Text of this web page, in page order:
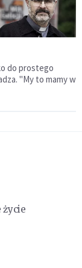
do prostego
"My to mamy w